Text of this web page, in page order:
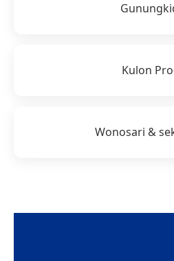
Kulon
Wonosari &